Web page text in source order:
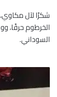
شكرًا لآل
الخرطوم حرفًا،
السوداني.
ح